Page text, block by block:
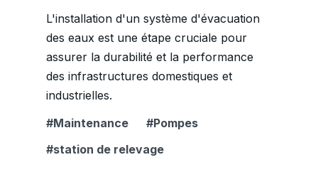
L'installation d'un système d'évacuation
des eaux est une étape cruciale pour
assurer la durabilité et la performance
des infrastructures domestiques et
industrielles.
Maintenance
Pompes
station de relevage